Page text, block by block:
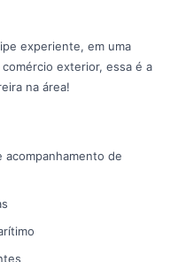
experiente, em uma
exterior, essa é a
na área!
acompanhamento de